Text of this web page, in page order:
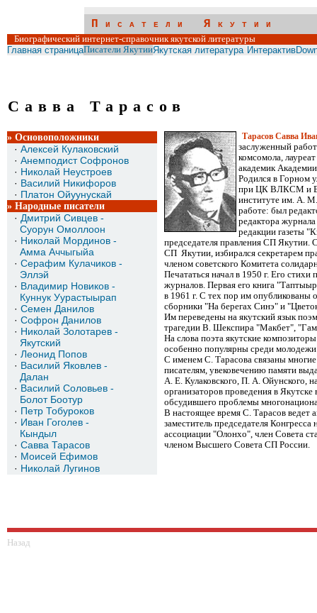
Писатели Якутии
Биографический интернет-справочник якутской литературы
Главная страницаПисатели ЯкутииЯкутская литература Интерактив
Савва Тарасов
» Основоположники
· Алексей Кулаковский
· Анемподист Софронов
· Николай Неустроев
· Василий Никифоров
· Платон Ойуунускай
» Народные писатели
· Дмитрий Сивцев -
Суорун Омоллоон
· Николай Мординов -
Амма Аччыгыйа
· Серафим Кулачиков -
Эллэй
· Владимир Новиков -
Куннук Уурастыырап
· Семен Данилов
· Софрон Данилов
· Николай Золотарев -
Якутский
· Леонид Попов
· Василий Яковлев -
Далан
· Василий Соловьев -
БолотБоотур
· Петр Тобуроков
· Иван Гоголев -
Кындыл
· Савва Тарасов
· Моисей Ефимов
· Николай Лугинов
Тарасов Савва
заслуженный
комсомола,
академик
Родился в Горном
при ЦК ВЛКСМ и
институте им. А.
работе: был
редактора
редакции газеты
председателя правления СП Якутии.
СП Якутии, избирался секретарем
членом советского Комитета
Печататься начал в 1950 г. Его стихи
журналов. Первая его книга
в 1961 г. С тех пор им опубликованы
сборники "На берегах Синэ" и
Им переведены на якутский язык
трагедии В. Шекспира "Макбет",
На слова поэта якутские
особенно популярны среди
C именем С. Тарасова связаны
писателям, увековечению памяти
А. Е. Кулаковского, П. А. Ойунского,
организаторов проведения в
обсудившего проблемы
В настоящее время С. Тарасов ведет
заместитель председателя
ассоциации "Олонхо", член Совета
членом Высшего Совета СП России.
Назад